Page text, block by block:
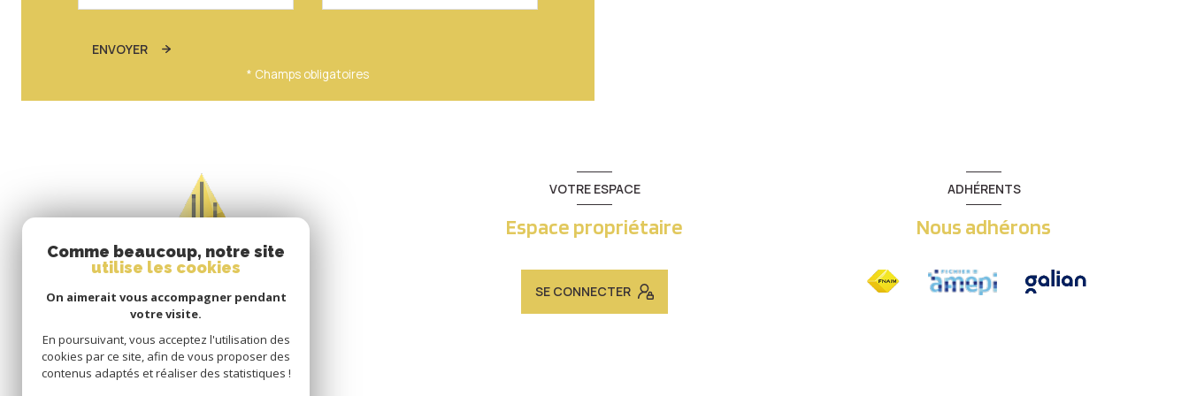
ENVOYER
* Champs obligatoires
VOTRE ESPACE
Espace propriétaire
SE CONNECTER
ADHÉRENTS
Nous adhérons
Comme beaucoup, notre site
utilise les cookies
On aimerait vous accompagner pendant
votre visite.
En poursuivant, vous acceptez l'utilisation des
cookies par ce site, afin de vous proposer des
contenus adaptés et réaliser des statistiques !